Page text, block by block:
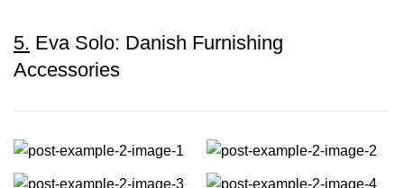
5. Eva Solo: Danish Furnishing
Accessories